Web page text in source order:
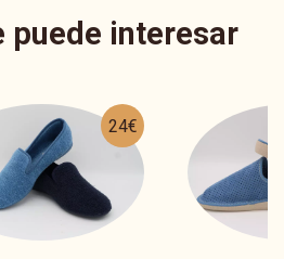
puede interesar
24€